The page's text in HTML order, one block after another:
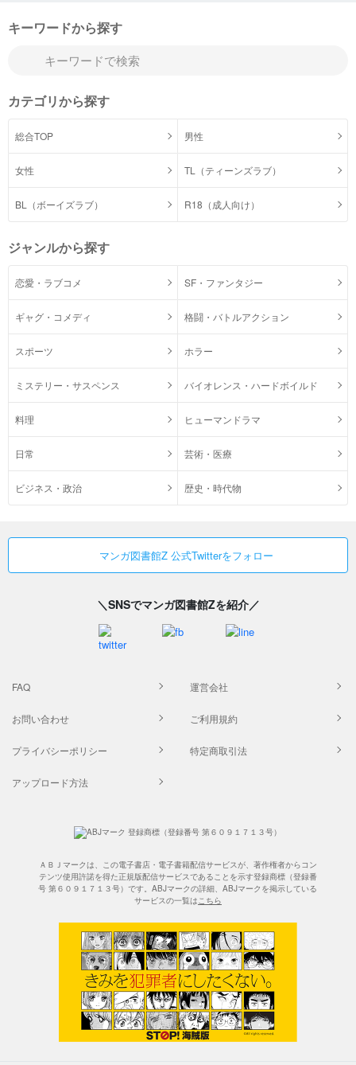
キーワードから探す
カテゴリから探す
総合TOP 男性
女性 TL（ティーンズラブ）
BL（ボーイズラブ） R18（成人向け）
ジャンルから探す
恋愛・ラブコメ SF・ファンタジー
ギャグ・コメディ 格闘・バトルアクション
スポーツ ホラー
ミステリー・サスペンス バイオレンス・ハードボイルド
料理 ヒューマンドラマ
日常 芸術・医療
ビジネス・政治 歴史・時代物
マンガ図書館Z 公式Twitterをフォロー
＼SNSでマンガ図書館Zを紹介／
FAQ 運営会社
お問い合わせ ご利用規約
プライバシーポリシー 特定商取引法
アップロード方法
ＡＢＪマークは、この電子書店・電子書籍配信サービスが、著作権者からコン
テンツ使用許諾を得た正規版配信サービスであることを示す登録商標（登録番
号 第６０９１７１３号）です。ABJマークの詳細、ABJマークを掲示している
サービスの一覧はこちら